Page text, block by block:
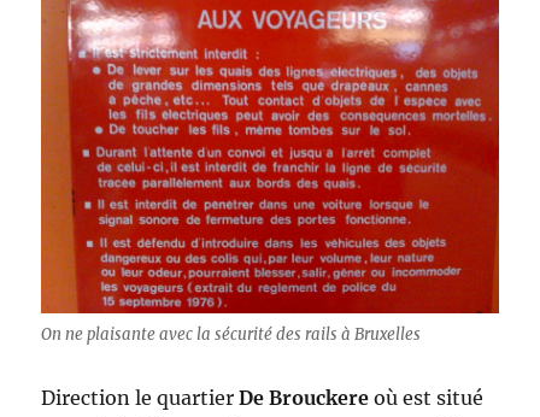
On ne plaisante avec la sécurité des rails à Bruxelles
Direction le quartierDe Brouckere où est situé